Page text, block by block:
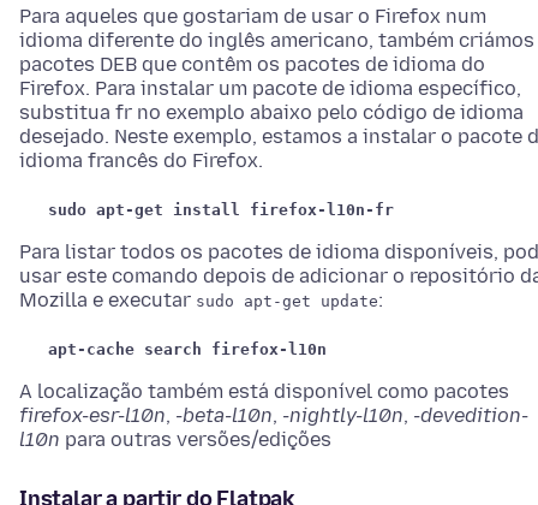
Para aqueles que gostariam de usar o Firefox num
idioma diferente do inglês americano, também criámos
pacotes DEB que contêm os pacotes de idioma do
Firefox. Para instalar um pacote de idioma específico,
substitua fr no exemplo abaixo pelo código de idioma
desejado. Neste exemplo, estamos a instalar o pacote
idioma francês do Firefox.
sudo apt-get install firefox-l10n-fr
Para listar todos os pacotes de idioma disponíveis,
usar este comando depois de adicionar o repositório
Mozilla e executar sudo apt-get update:
apt-cache search firefox-l10n
A localização também está disponível como pacotes
firefox-esr-l10n, -beta-l10n, -nightly-l10n, -devedition-
l10n para outras versões/edições
Instalar a partir do Flatpak